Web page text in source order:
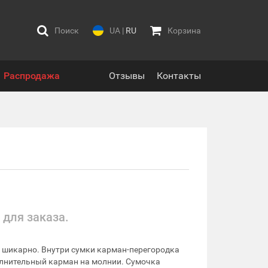
Поиск UA | RU Корзина
Распродажа Отзывы Контакты
заказа.
Внутри сумки карман-перегородка
карман на молнии. Сумочка